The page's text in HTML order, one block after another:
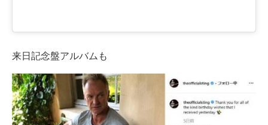
来日記念盤アルバムも